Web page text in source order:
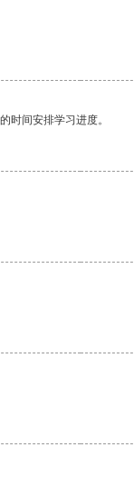
时间安排学习进度。